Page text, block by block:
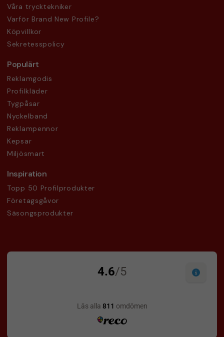
Våra trycktekniker
Varför Brand New Profile?
Köpvillkor
Sekretesspolicy
Populärt
Reklamgodis
Profilkläder
Tygpåsar
Nyckelband
Reklampennor
Kepsar
Miljösmart
Inspiration
Topp 50 Profilprodukter
Företagsgåvor
Säsongsprodukter